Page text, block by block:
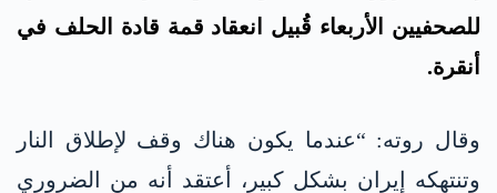
للصحفيين الأربعاء قُبيل انعقاد قمة قادة الحلف في
أنقرة.
وقال روته: “عندما يكون هناك وقف لإطلاق النار
وتنتهكه إيران بشكل كبير، أعتقد أنه من الضروري